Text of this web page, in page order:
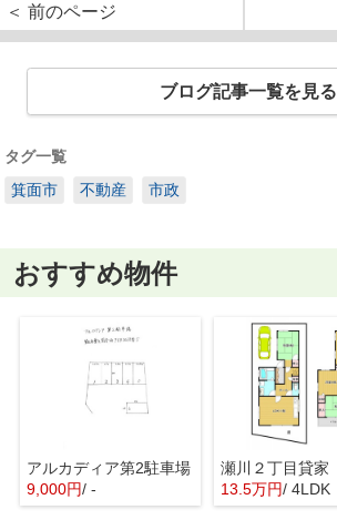
＜ 前のページ
ブログ記事一覧を見る
タグ一覧
箕面市
不動産 市政
おすすめ物件
アルカディア第2駐車場
9,000円/ -
瀬川２丁目貸家
13.5万円/ 4LDK